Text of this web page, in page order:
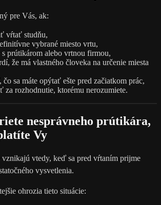
pre Vás, ak:
vŕtať studňu,
vybrané miesto vrtu,
prútikárom alebo vrtnou firmou,
že má vlastného človeka na určenie miesta
čo sa máte opýtať ešte pred začiatkom prác,
za rozhodnutie, ktorému nerozumiete.
nesprávneho prútikára,
Vy
vtedy, keď sa pred vŕtaním prijme
vysvetlenia.
ohrozia tieto situácie: